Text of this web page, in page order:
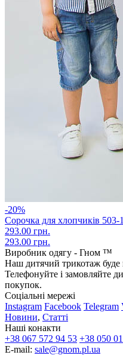
-20%
Сорочка для хлопчиків 503-
293.00 грн.
293.00 грн.
Виробник одягу - Гном ™
Наш дитячий трикотаж
Телефонуйте і замовляйте
покупок.
Соціальні мережі
Instagram Facebook Telegram
Новини, Статті
Наші конакти
+38 067 572 94 53 +38 050
E-mail: sale@gnom.pl.ua